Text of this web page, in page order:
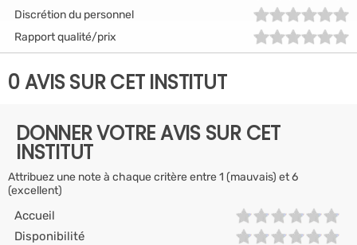
Discrétion du personnel
Rapport qualité/prix
0 AVIS SUR CET INSTITUT
DONNER VOTRE AVIS SUR CET
INSTITUT
Attribuez une note à chaque critère entre 1 (mauvais) et 6
(excellent)
Accueil
Disponibilité